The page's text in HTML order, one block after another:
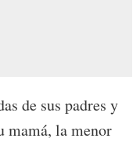
de sus padres y
mamá, la menor